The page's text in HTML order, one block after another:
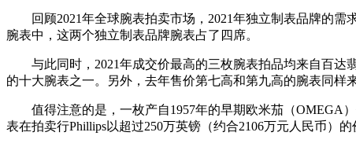
回顾2021年全球腕表拍卖市场，2021年独立制表品牌的需求
腕表中，这两个独立制表品牌腕表占了四席。
与此同时，2021年成交价最高的三枚腕表拍品均来自百达翡
的十大腕表之一。另外，去年售价第七高和第九高的腕表同样
值得注意的是，一枚产自1957年的早期欧米茄（OMEGA）
表在拍卖行Phillips以超过250万英镑（约合2106万元人民币）